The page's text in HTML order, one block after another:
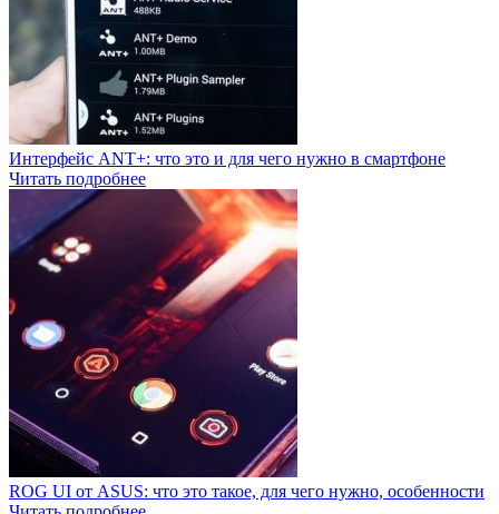
Интерфейс ANT+: что это и для чего нужно в смартфоне
Читать подробнее
ROG UI от ASUS: что это такое, для чего нужно, особенности